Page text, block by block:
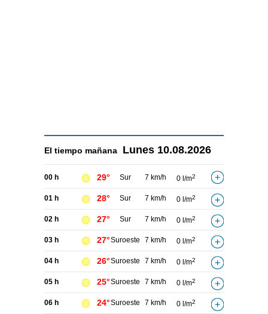
El tiempo mañana Lunes 10.08.2026
00 h 29° Sur 7 km/h 0 l/m2
01 h 28° Sur 7 km/h 0 l/m2
02 h 27° Sur 7 km/h 0 l/m2
03 h 27°Suroeste 7 km/h 0 l/m2
04 h 26°Suroeste 7 km/h 0 l/m2
05 h 25°Suroeste 7 km/h 0 l/m2
06 h 24°Suroeste 7 km/h 0 l/m2